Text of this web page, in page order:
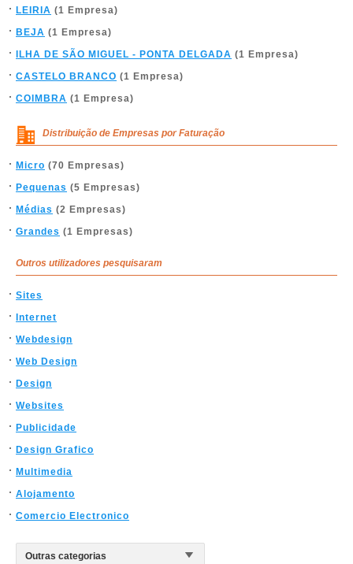
LEIRIA (1 Empresa)
BEJA (1 Empresa)
ILHA DE SÃO MIGUEL - PONTA DELGADA (1 Empresa)
CASTELO BRANCO (1 Empresa)
COIMBRA (1 Empresa)
Distribuição de Empresas por Faturação
Micro (70 Empresas)
Pequenas (5 Empresas)
Médias (2 Empresas)
Grandes (1 Empresas)
Outros utilizadores pesquisaram
Sites
Internet
Webdesign
Web Design
Design
Websites
Publicidade
Design Grafico
Multimedia
Alojamento
Comercio Electronico